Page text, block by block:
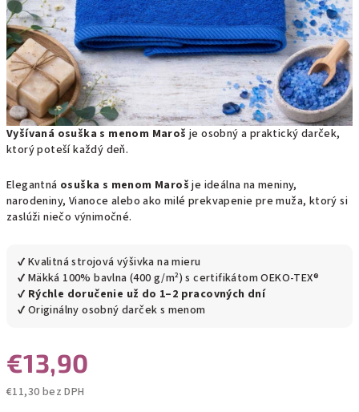
Vyšívaná osuška s menom Maroš je osobný a praktický darček,
ktorý poteší každý deň.
Elegantná osuška s menom Maroš je ideálna na meniny,
narodeniny, Vianoce alebo ako milé prekvapenie pre muža, ktorý si
zaslúži niečo výnimočné.
✔ Kvalitná strojová výšivka na mieru
✔ Mäkká 100% bavlna (400 g/m²) s certifikátom OEKO-TEX®
✔ Rýchle doručenie už do 1–2 pracovných dní
✔ Originálny osobný darček s menom
€13,90
€11,30 bez DPH